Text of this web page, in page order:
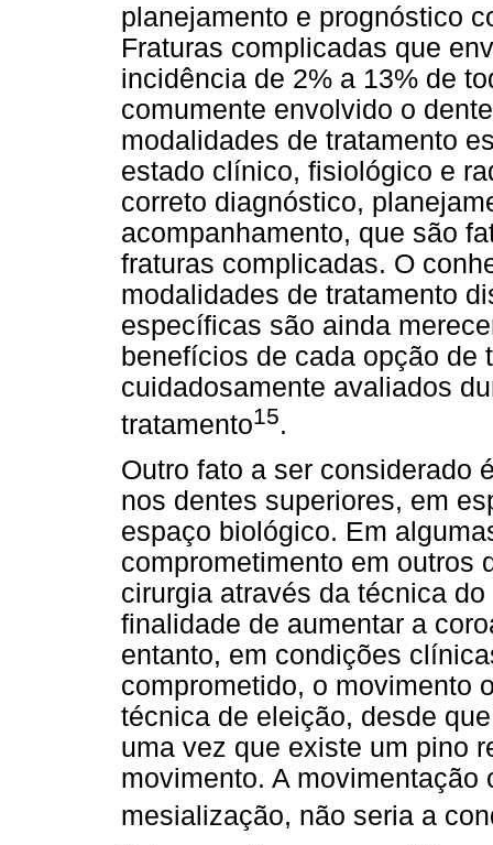
planejamento e prognóstico
Fraturas complicadas que
incidência de 2% a 13% de
comumente envolvido o
modalidades de tratamento
estado clínico, fisiológico e
correto diagnóstico,
acompanhamento, que são
fraturas complicadas. O
modalidades de tratamento
específicas são ainda
benefícios de cada opção de
cuidadosamente avaliados
tratamento15.
Outro fato a ser considerado
nos dentes superiores, em
espaço biológico. Em
comprometimento em outros
cirurgia através da técnica
finalidade de aumentar a
entanto, em condições
comprometido, o movimento
técnica de eleição, desde
uma vez que existe um pino
movimento. A
mesialização, não seria a